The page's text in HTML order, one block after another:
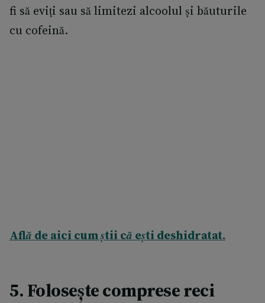
fi să eviți sau să limitezi alcoolul și băuturile
cu cofeină.
Află de aici cum știi că ești deshidratat.
5. Folosește comprese reci